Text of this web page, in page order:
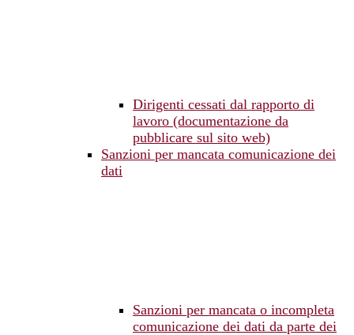
Dirigenti cessati dal rapporto di
lavoro (documentazione da
pubblicare sul sito web)
Sanzioni per mancata comunicazione dei
dati
Sanzioni per mancata o incompleta
comunicazione dei dati da parte dei